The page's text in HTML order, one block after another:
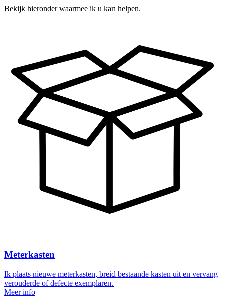
Bekijk hieronder waarmee ik u kan helpen.
Meterkasten
Ik plaats nieuwe meterkasten, breid bestaande kasten uit en vervang
verouderde of defecte exemplaren.
Meer info